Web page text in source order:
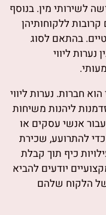
לשירותי מין. בנוסף
ללקוחותיהן
בהתאם לסוג
ליווי
חברות. נערות ליווי
ליהנות משיחות
עבור אנשי עסקים או
להתרועע, שכירת
כיף תוך קבלת
יודעים להביא
של הלקוח שלהם